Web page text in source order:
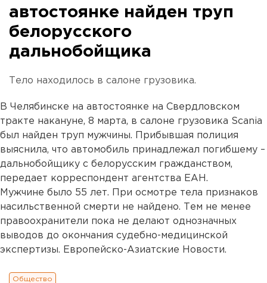
автостоянке найден труп
белорусского
дальнобойщика
Тело находилось в салоне грузовика.
В Челябинске на автостоянке на Свердловском
тракте накануне, 8 марта, в салоне грузовика Scania
был найден труп мужчины. Прибывшая полиция
выяснила, что автомобиль принадлежал погибшему –
дальнобойщику с белорусским гражданством,
передает корреспондент агентства ЕАН.
Мужчине было 55 лет. При осмотре тела признаков
насильственной смерти не найдено. Тем не менее
правоохранители пока не делают однозначных
выводов до окончания судебно-медицинской
экспертизы. Европейско-Азиатские Новости.
Общество